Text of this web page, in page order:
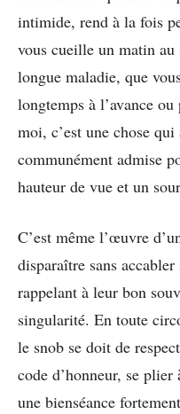
intimide, rend à la fois
vous cueille un matin
longue maladie, que
longtemps à l’avance
moi, c’est une chose
communément admise
hauteur de vue et un
C’est même l’œuvre
disparaître sans
rappelant à leur bon
singularité. En toute
le snob se doit de
code d’honneur, se
une bienséance